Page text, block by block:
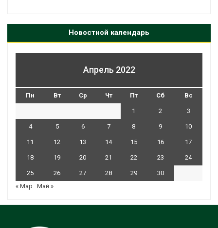
Новостной календарь
Апрель 2022
Пн Вт Ср Чт Пт Сб Вс
1 2 3
4 5 6 7 8 9 10
11 12 13 14 15 16 17
18 19 20 21 22 23 24
25 26 27 28 29
30
« Мар
Май »